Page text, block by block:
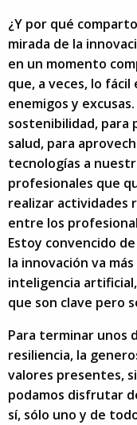
¿Y por qué
mirada de la
en un momento
que, a veces, lo fácil
enemigos y
sostenibilidad, para
salud, para
tecnologías a
profesionales que
realizar actividades
entre los
Estoy convencido
la innovación va
inteligencia
que son clave pero
Para terminar unos
resiliencia, la
valores presentes,
podamos disfrutar
sí, sólo uno y de